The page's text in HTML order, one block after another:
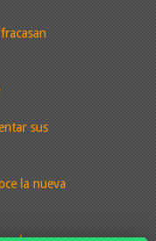
sus
la nueva